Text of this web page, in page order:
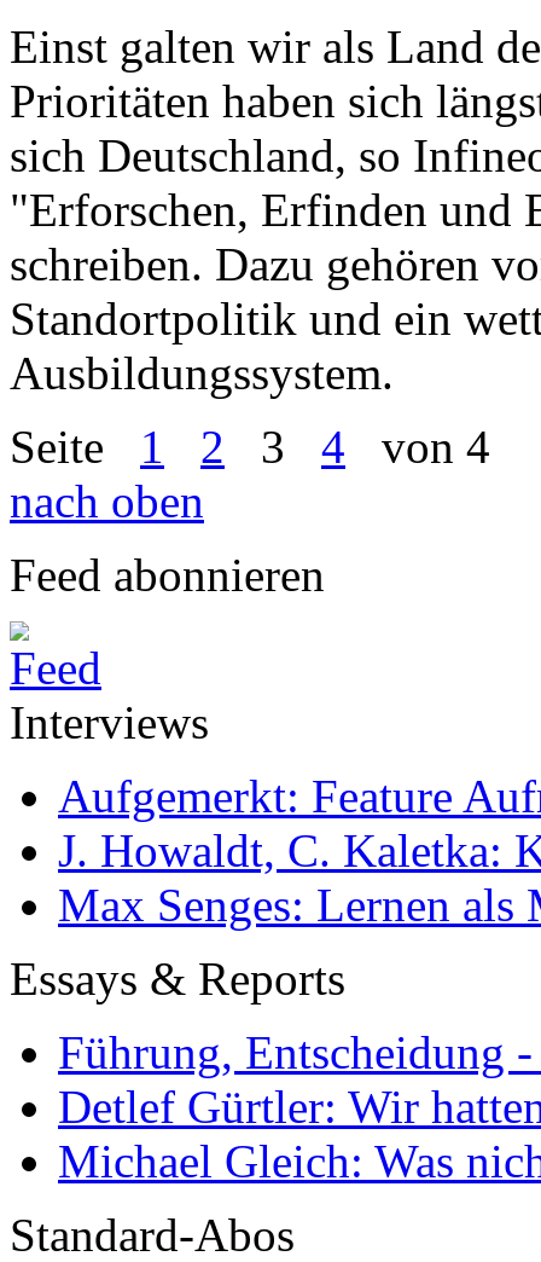
Einst galten wir als Land
Prioritäten haben sich
sich Deutschland, so
"Erforschen, Erfinden und
schreiben. Dazu gehören
Standortpolitik und ein
Ausbildungssystem.
Seite 1 2 3 4 von 4
nach oben
Feed abonnieren
Interviews
Aufgemerkt: Feature
J. Howaldt, C. Kaletka:
Max Senges: Lernen als
Essays & Reports
Führung, Entscheidung
Detlef Gürtler: Wir
Michael Gleich: Was
Standard-Abos